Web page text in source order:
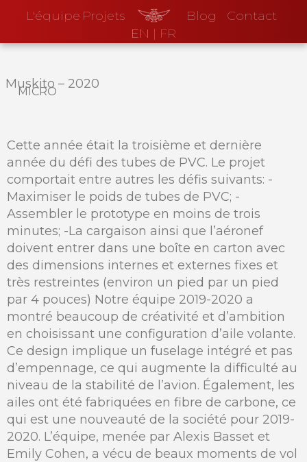
L'équipe Projets Blog
Contact
EN | FR
Muskito – 2020
micro
Cette année était la troisième et dernière
année du défi des tubes de PVC. Le projet
comportait entre autres les défis suivants: -
Maximiser le poids de tubes de PVC; -
Assembler le prototype en moins de trois
minutes; -La cargaison ainsi que l’aéronef
doivent entrer dans une boîte en carton avec
des dimensions internes et externes fixes et
très restreintes (environ un pied par un pied
par 4 pouces) Notre équipe 2019-2020 a
montré beaucoup de créativité et d’ambition
en choisissant une configuration d’aile volante.
Ce design implique un fuselage intégré et pas
d’empennage, ce qui augmente la difficulté au
niveau de la stabilité de l’avion. Également, les
ailes ont été fabriquées en fibre de carbone, ce
qui est une nouveauté de la société pour 2019-
2020. L’équipe, menée par Alexis Basset et
Emily Cohen, a vécu de beaux moments de vol